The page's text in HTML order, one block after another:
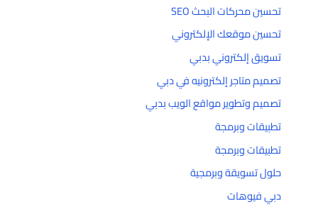
تحسين محركات البحث SEO
تحسين موقعك الإلكتروني
تسويق إلكتروني بدبي
تصميم متاجر إلكترونيه في دبي
تصميم وتطوير مواقع الويب بدبي
تطبيقات وبرمجة
تطبيقات وبرمجة
حلول تسويقة وبرمجية
دبي فيوهات